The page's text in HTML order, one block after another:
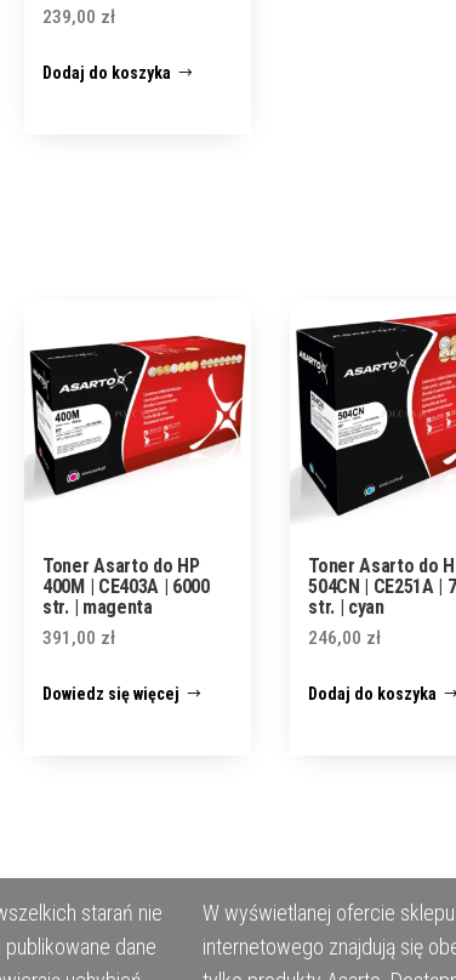
239,00 zł
Dodaj do koszyka
Toner Asarto do HP
400M | CE403A | 6000
str. | magenta
391,00 zł
Dowiedz się więcej
Toner Asarto do
504CN | CE251A |
str. | cyan
246,00 zł
Dodaj do koszyka
starań nie
dane
W wyświetlanej ofercie sklepu
internetowego znajdują się